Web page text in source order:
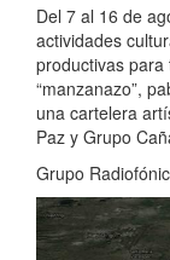
Del 7 al 16 de
actividades
productivas
“manzanazo”,
una cartelera
Paz y Grupo
Grupo